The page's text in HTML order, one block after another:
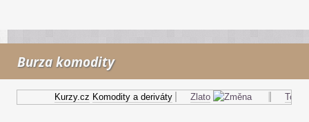
Burza komodity
Kurzy.cz Komodity a deriváty Zlato Topný